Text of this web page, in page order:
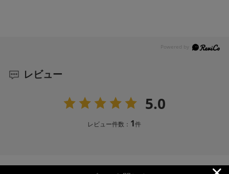
レビュー
5.0
レビュー件数： 1件